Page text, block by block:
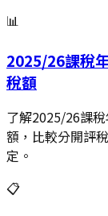
📊
2025/26課稅
稅額
了解2025/26課
額，比較分開評
定。
📋